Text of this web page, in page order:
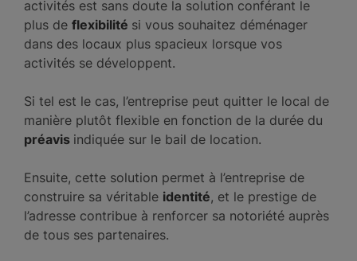
activités est sans doute la solution conférant le
plus de flexibilité si vous souhaitez déménager
dans des locaux plus spacieux lorsque vos
activités se développent.
Si tel est le cas, l’entreprise peut quitter le local de
manière plutôt flexible en fonction de la durée du
préavis indiquée sur le bail de location.
Ensuite, cette solution permet à l’entreprise de
construire sa véritable identité, et le prestige de
l’adresse contribue à renforcer sa notoriété auprès
de tous ses partenaires.